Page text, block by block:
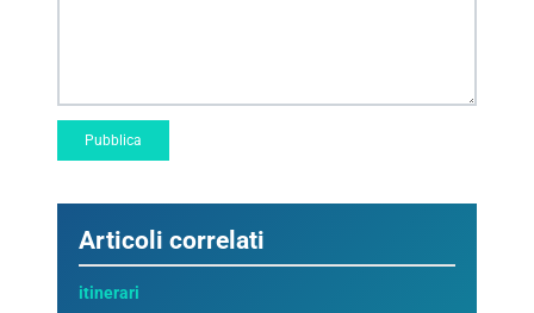
Articoli correlati
itinerari